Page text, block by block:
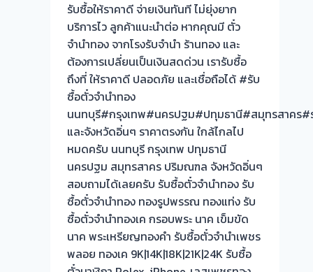
รับซื้อให้ราคาดี จ่ายเงินทันที ไม่ยุ่งยาก
บริการไว ลูกค้าแนะนำต่อ หากคุณมี ตั๋ว
จำนำทอง จากโรงรับจำนำ ร้านทอง และ
ต้องการเปลี่ยนเป็นเงินสดด่วน เรารับซื้อ
ถึงที่ ให้ราคาดี ปลอดภัย และเชื่อถือได้ #รับ
ซื้อตั๋วจำนำทอง
นนทบุรี#กรุงเทพ#นครปฐม#ปทุมธานี#สมุทรสาคร#
และจังหวัดอิ่นๆ ราคาตรงกัน ใกล้ไกลไป
หมดครับ นนทบุรี กรุงเทพ ปทุมธานี
นครปฐม สมุทรสาคร ปริมณฑล จังหวัดอิ่นๆ
สอบถามได้เลยครับ รับซื้อตั๋วจำนำทอง รับ
ซื้อตั๋วจำนำทอง ทองรูปพรรณ ทองแท่ง รับ
ซื้อตั๋วจำนำทองเค กรอบพระ นาค เข็มขัด
นาค พระเหรียญทองคำ รับซื้อตั๋วจำนำเพชร
พลอย ทองเค 9K|14K|18K|21K|24K รับซื้อ